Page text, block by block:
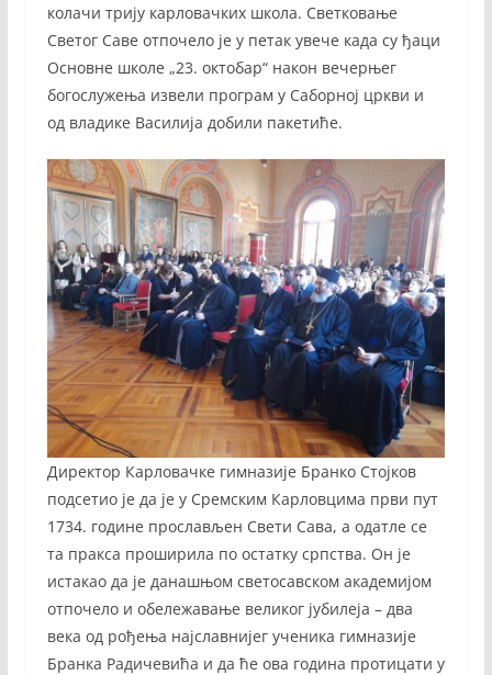
колачи трију карловачких школа. Светковање
Светог Саве отпочело је у петак увече када су ђаци
Основне школе „23. октобар“ након вечерњег
богослужења извели програм у Саборној цркви и
од владике Василија добили пакетиће.
Директор Карловачке гимназије Бранко Стојков
подсетио је да је у Сремским Карловцима први пут
1734. године прослављен Свети Сава, а одатле се
та пракса проширила по остатку српства. Он је
истакао да је данашњом светосавском академијом
отпочело и обележавање великог јубилеја – два
века од рођења најславнијег ученика гимназије
Бранка Радичевића и да ће ова година протицати у